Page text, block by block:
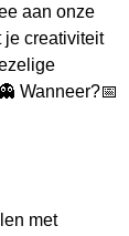
aan onze
creativiteit
Wanneer?📅
met